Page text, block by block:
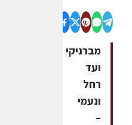
מברניקי
ועד
רחל
ונעמי
–